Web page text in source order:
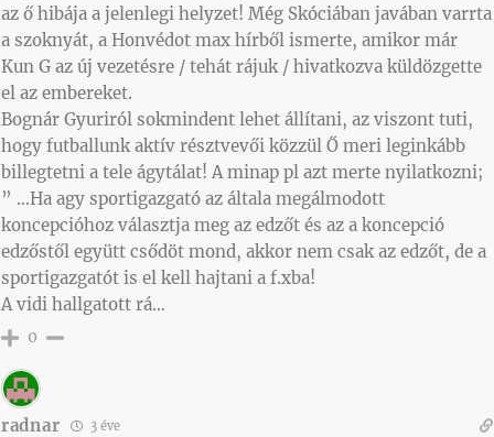
az ő hibája a jelenlegi helyzet! Még Skóciában javában varrta
a szoknyát, a Honvédot max hírből ismerte, amikor már
Kun G az új vezetésre / tehát rájuk / hivatkozva küldözgette
el az embereket.
Bognár Gyuriról sokmindent lehet állítani, az viszont tuti,
hogy futballunk aktív résztvevői közzül Ő meri leginkább
billegtetni a tele ágytálat! A minap pl azt merte nyilatkozni;
” …Ha agy sportigazgató az általa megálmodott
koncepcióhoz választja meg az edzőt és az a koncepció
edzőstől együtt csődöt mond, akkor nem csak az edzőt, de a
sportigazgatót is el kell hajtani a f.xba!
A vidi hallgatott rá…
0
radnar 3 éve